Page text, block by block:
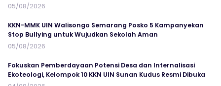
05/08/2026
KKN-MMK UIN Walisongo Semarang Posko 5 Kampanyekan
Stop Bullying untuk Wujudkan Sekolah Aman
05/08/2026
Fokuskan Pemberdayaan Potensi Desa dan Internalisasi
Ekoteologi, Kelompok 10 KKN UIN Sunan Kudus Resmi Dibuka